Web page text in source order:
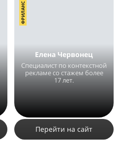
Елена Червонец
Специалист по контекстной
рекламе со стажем более
17 лет.
ФРИЛАНС
Перейти на сайт